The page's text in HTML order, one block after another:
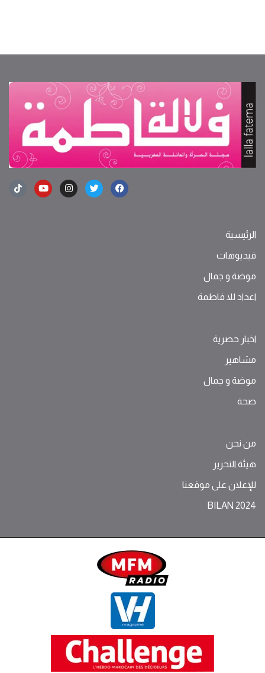
الرئيسية
فيديوهات
موضة ‫و‬ ‫‬‫جمال‬
اعداد للا فاطمة
اخبار حصرية
مشاهير
موضة ‫و‬ ‫‬‫جمال‬
صحة
من نحن
هيئة التحرير
للإعلان على موقعنا
BILAN 2024